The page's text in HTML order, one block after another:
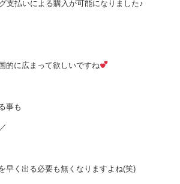
支払いによる購入が可能になりました♪
的に広まって欲しいですね
事も
早く出る必要も無くなりますよね(笑)